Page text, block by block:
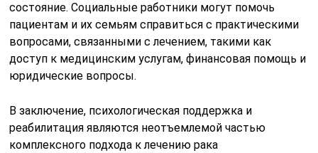
состояние. Социальные работники могут помочь
пациентам и их семьям справиться с практическими
вопросами, связанными с лечением, такими как
доступ к медицинским услугам, финансовая помощь и
юридические вопросы.
В заключение, психологическая поддержка и
реабилитация являются неотъемлемой частью
комплексного подхода к лечению рака